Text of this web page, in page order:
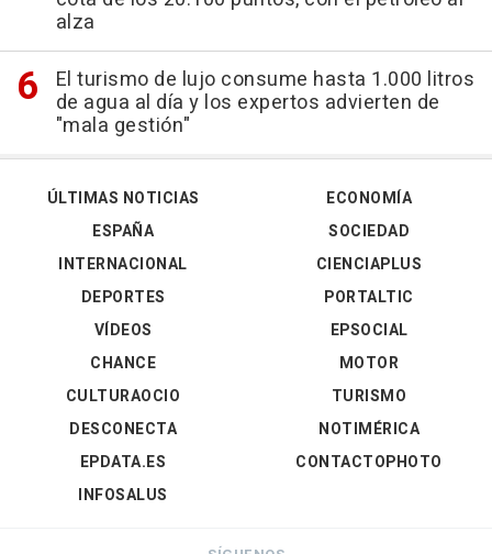
alza
El turismo de lujo consume hasta 1.000 litros
de agua al día y los expertos advierten de
"mala gestión"
ÚLTIMAS NOTICIAS
ESPAÑA
INTERNACIONAL
DEPORTES
VÍDEOS
ECONOMÍA
SOCIEDAD
CIENCIAPLUS
PORTALTIC
EPSOCIAL
CHANCE
CULTURAOCIO
DESCONECTA
EPDATA.ES
INFOSALUS
MOTOR
TURISMO
NOTIMÉRICA
CONTACTOPHOTO